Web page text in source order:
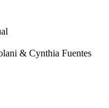
& Cynthia Fuentes